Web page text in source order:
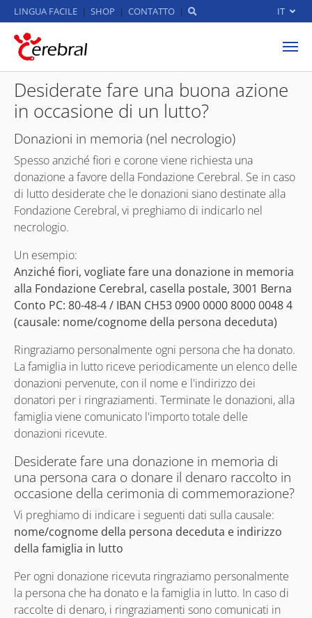
LINGUA FACILE SHOP CONTATTO IT
Desiderate fare una buona azione
in occasione di un lutto?
Donazioni in memoria (nel necrologio)
Spesso anziché fiori e corone viene richiesta una
donazione a favore della Fondazione Cerebral. Se in caso
di lutto desiderate che le donazioni siano destinate alla
Fondazione Cerebral, vi preghiamo di indicarlo nel
necrologio.
Un esempio:
Anziché fiori, vogliate fare una donazione in memoria
alla Fondazione Cerebral, casella postale, 3001 Berna
Conto PC: 80-48-4 / IBAN CH53 0900 0000 8000 0048 4
(causale: nome/cognome della persona deceduta)
Ringraziamo personalmente ogni persona che ha donato.
La famiglia in lutto riceve periodicamente un elenco delle
donazioni pervenute, con il nome e l'indirizzo dei
donatori per i ringraziamenti. Terminate le donazioni, alla
famiglia viene comunicato l'importo totale delle
donazioni ricevute.
Desiderate fare una donazione in memoria di
una persona cara o donare il denaro raccolto in
occasione della cerimonia di commemorazione?
Vi preghiamo di indicare i seguenti dati sulla causale:
nome/cognome della persona deceduta e indirizzo
della famiglia in lutto
Per ogni donazione ricevuta ringraziamo personalmente
la persona che ha donato e la famiglia in lutto. In caso di
raccolte di denaro, i ringraziamenti sono comunicati in